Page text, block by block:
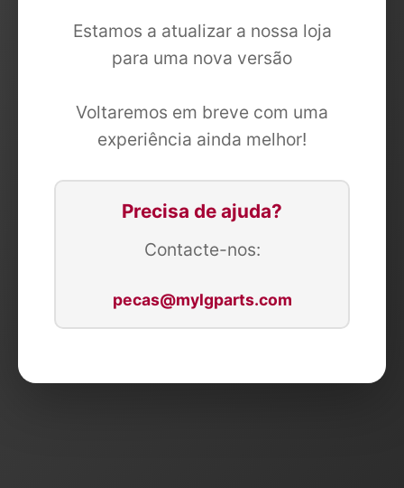
Estamos a atualizar a nossa loja
para uma nova versão
Voltaremos em breve com uma
experiência ainda melhor!
Precisa de ajuda?
Contacte-nos:
pecas@mylgparts.com